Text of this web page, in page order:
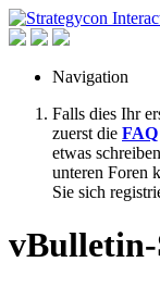
Navigation
Falls dies Ihr
zuerst die FAQ
etwas
unteren Foren
Sie sich